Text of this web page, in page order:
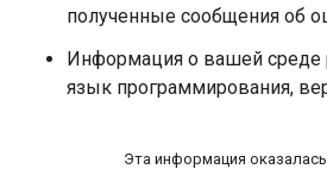
полученные сообщения об
Информация о вашей среде
язык программирования,
Эта информация